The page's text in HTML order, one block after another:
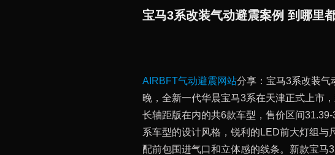
宝马3系改装气动避震案例 到哪里
AIRBFT气动避震网站分享：宝马3系改装气
晚，全新一代华晨宝马3系在天津正式上市
长轴距版在内的共6款车型，售价区间
系车型的设计风格，锐利的LED前大灯组与
配前包围进气口和立体感的线条。新款宝马